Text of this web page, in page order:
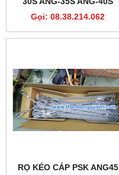
ANG-45S ANG-50S
Gọi: 08.38.214.062
RỌ KÉO CÁP PSK ANG45